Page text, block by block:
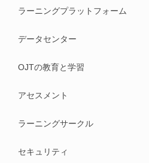
ラーニングプラットフォーム
データセンター
OJTの教育と学習
アセスメント
ラーニングサークル
セキュリティ